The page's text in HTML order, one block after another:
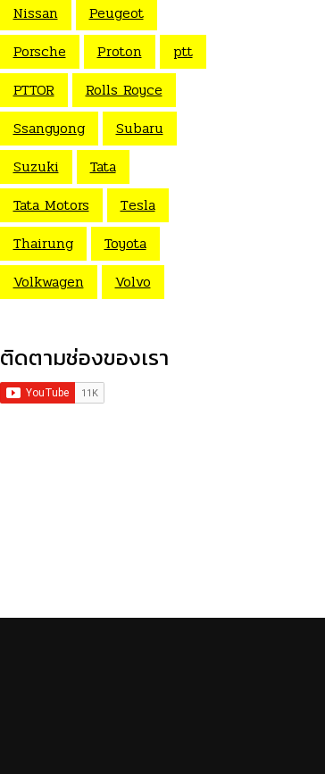
Nissan
Peugeot
Porsche
Proton
ptt
PTTOR
Rolls Royce
Ssangyong
Subaru
Suzuki
Tata
Tata Motors
Tesla
Thairung
Toyota
Volkwagen
Volvo
ติดตามช่องของเรา